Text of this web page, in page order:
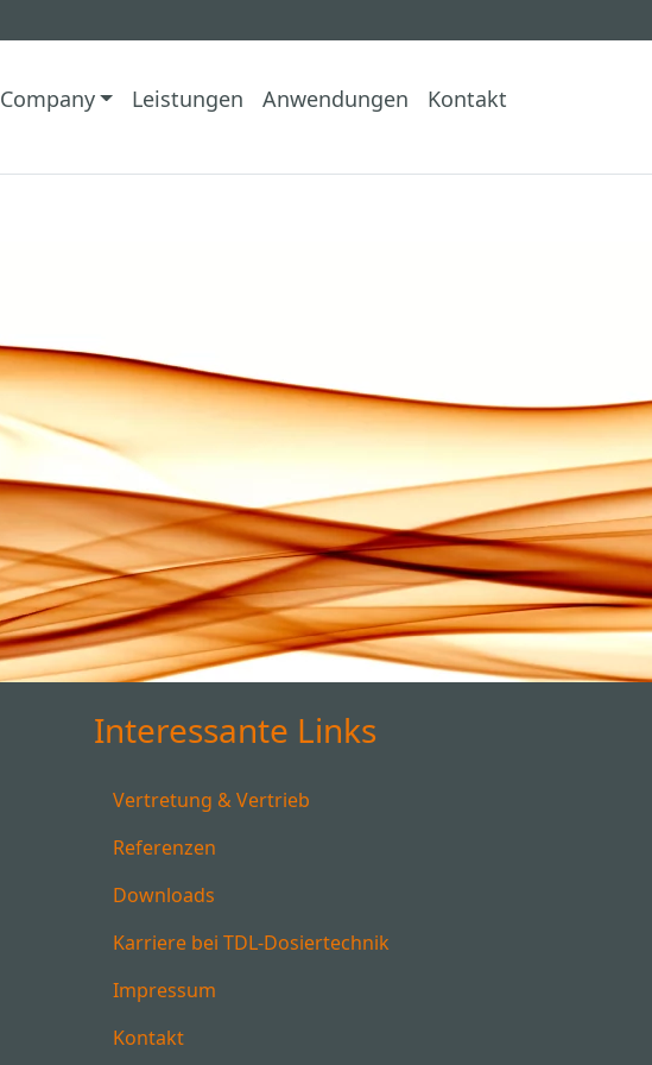
Company Leistungen Anwendungen Kontakt
Interessante Links
Vertretung & Vertrieb
Referenzen
Downloads
Karriere bei TDL-Dosiertechnik
Impressum
Kontakt